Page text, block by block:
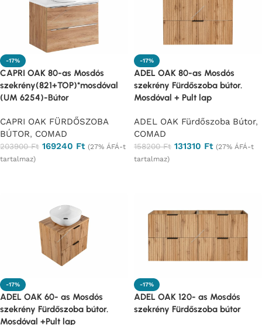
-17%
CAPRI OAK 80-as Mosdós
szekrény(821+TOP)*mosdóval
(UM 6254)-Bútor
CAPRI OAK FÜRDŐSZOBA
BÚTOR, COMAD
203900Ft 169240 Ft (27% ÁFÁ-t
tartalmaz)
-17%
ADEL OAK 80-as Mosdós
szekrény Fürdőszoba bútor.
Mosdóval + Pult lap
ADEL OAK Fürdőszoba Bútor,
COMAD
158200Ft 131310 Ft (27% ÁFÁ-t
tartalmaz)
-17%
ADEL OAK 60- as Mosdós
szekrény Fürdőszoba bútor.
Mosdóval +Pult lap
-17%
ADEL OAK 120- as Mosdós
szekrény Fürdőszoba bútor